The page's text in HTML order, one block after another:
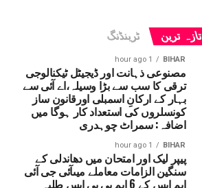
تازہ ترین ٹرینڈنگ
BIHAR
1 hour ago
مصنوعی ذہانت اور ڈیجیٹل ٹیکنالوجی
ترقی کا سب سے بڑا وسیلہ،اے آئی سے
بہار کے ارکانِ اسمبلی اورقانون ساز
کونسلروں کی استعداد کار ہوگا میں
اضافہ: سمراٹ چوہدری
BIHAR
1 hour ago
پیپر لیک اور امتحان میں دھاندلی کے
سنگین الزامات معاملے میںآئی جی آئی
ایم ایس کے 6 ایم بی بی ایس طلبہ